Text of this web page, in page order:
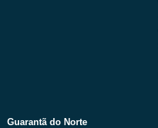
Guarantã do Norte